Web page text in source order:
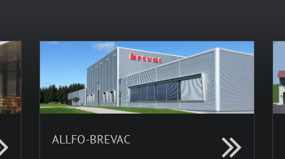
ALLFO-BREVAC